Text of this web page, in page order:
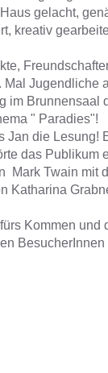
gelacht,
kreativ
Jugendliche
im Brunnensaal
" Paradies"!
Jan die Lesung!
das Publikum
Mark Twain mit
Katharina
Kommen und